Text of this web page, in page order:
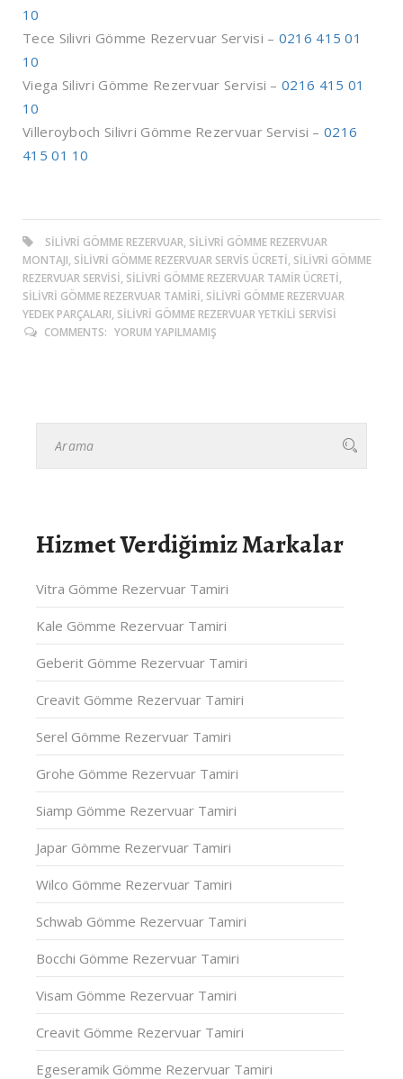
10
Tece Silivri Gömme Rezervuar Servisi – 0216 415 01
10
Viega Silivri Gömme Rezervuar Servisi – 0216 415 01
10
Villeroyboch Silivri Gömme Rezervuar Servisi –0216
415 01 10
SILIVRI GÖMME REZERVUAR, SILIVRI GÖMME REZERVUAR
MONTAJI, SILIVRI GÖMME REZERVUAR SERVIS ÜCRETI, SILIVRI GÖMME
REZERVUAR SERVISI, SILIVRI GÖMME REZERVUAR TAMIR ÜCRETI,
SILIVRI GÖMME REZERVUAR TAMIRI, SILIVRI GÖMME REZERVUAR
YEDEK PARÇALARI, SILIVRI GÖMME REZERVUAR YETKILI SERVISI
COMMENTS: YORUM YAPILMAMIŞ
Hizmet Verdiğimiz Markalar
Vitra Gömme Rezervuar Tamiri
Kale Gömme Rezervuar Tamiri
Geberit Gömme Rezervuar Tamiri
Creavit Gömme Rezervuar Tamiri
Serel Gömme Rezervuar Tamiri
Grohe Gömme Rezervuar Tamiri
Siamp Gömme Rezervuar Tamiri
Japar Gömme Rezervuar Tamiri
Wilco Gömme Rezervuar Tamiri
Schwab Gömme Rezervuar Tamiri
Bocchi Gömme Rezervuar Tamiri
Visam Gömme Rezervuar Tamiri
Creavit Gömme Rezervuar Tamiri
Egeseramik Gömme Rezervuar Tamiri